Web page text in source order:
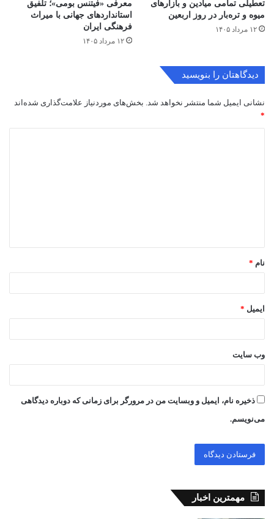
تعطیلی تمامی میادین و بازارهای
میوه و تره‌بار در روز اربعین
۱۲ مرداد ۱۴۰۵
معرفی «فیتنس بومی»؛ تلفیق
استانداردهای جهانی با میراث
فرهنگی ایران
۱۲ مرداد ۱۴۰۵
دیدگاهتان را بنویسید
نشانی ایمیل شما منتشر نخواهد شد. بخش‌های موردنیاز علامت‌گذاری شده‌اند
*
*
نام *
ایمیل *
وب‌ سایت
ذخیره نام، ایمیل و وبسایت من در مرورگر برای زمانی که دوباره دیدگاهی
می‌نویسم.
مهمترین اخبار